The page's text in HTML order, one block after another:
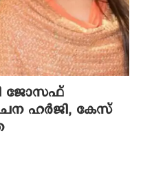
ജോസഫ്
ഹർജി, കേസ്